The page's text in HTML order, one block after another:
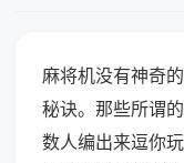
麻将机没有神奇
秘诀。那些所谓
数人编出来逗你